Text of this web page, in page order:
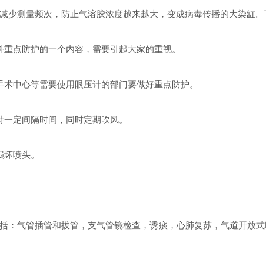
测量频次，防止气溶胶浓度越来越大，变成病毒传播的大染缸。
防护的一个内容，需要引起大家的重视。
心等需要使用眼压计的部门要做好重点防护。
定间隔时间，同时定期吹风。
喷头。
气管插管和拔管，支气管镜检查，诱痰，心肺复苏，气道开放